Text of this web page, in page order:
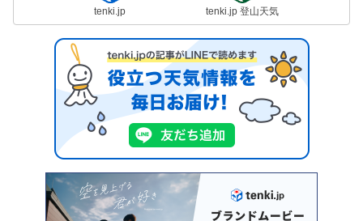
tenki.jp tenki.jp 登山天気